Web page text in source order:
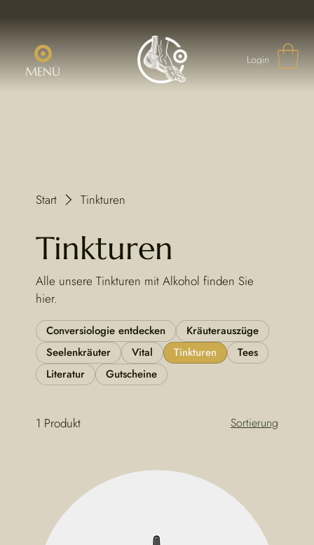
MENÜ
Login
Start Tinkturen
Tinkturen
Alle unsere Tinkturen mit Alkohol finden Sie
hier.
Conversiologie entdecken
Kräuterauszüge
Seelenkräuter
Vital Tinkturen
Tees
Literatur
Gutscheine
1 Produkt Sortierung